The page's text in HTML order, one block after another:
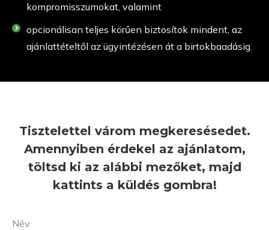
kompromisszumokat, valamint
opcionálisan teljes körűen biztosítok mindent, az
ajánlattételtől az ügyintézésen át a birtokbaadásig.
Tisztelettel várom megkeresésedet.
Amennyiben érdekel az ajánlatom,
töltsd ki az alábbi mezőket, majd
kattints a küldés gombra!
Név